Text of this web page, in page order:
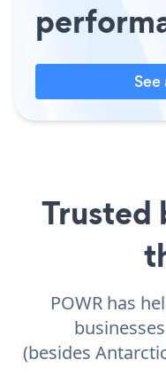
Trusted
POWR has
(besides